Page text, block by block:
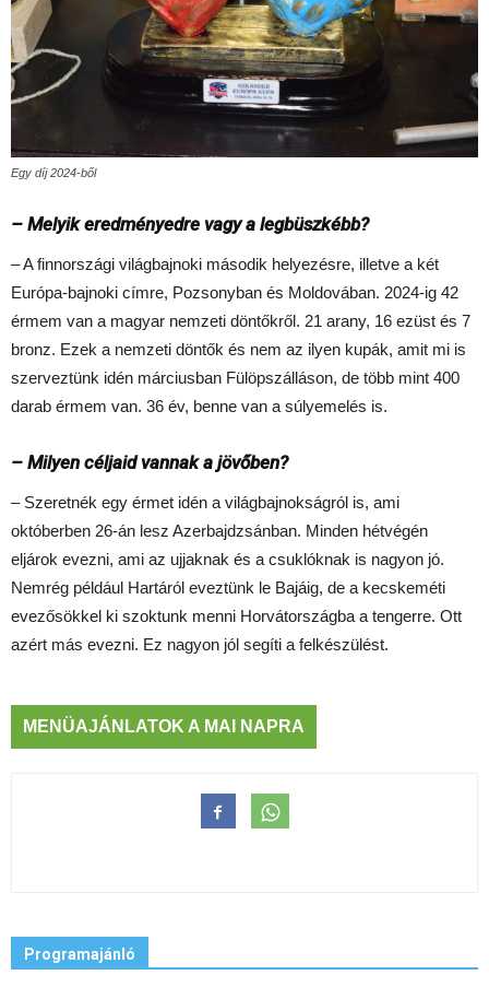
Egy díj 2024-ből
– Melyik eredményedre vagy a legbüszkébb?
– A finnországi világbajnoki második helyezésre, illetve a két
Európa-bajnoki címre, Pozsonyban és Moldovában. 2024-ig 42
érmem van a magyar nemzeti döntőkről. 21 arany, 16 ezüst és 7
bronz. Ezek a nemzeti döntők és nem az ilyen kupák, amit mi is
szerveztünk idén márciusban Fülöpszálláson, de több mint 400
darab érmem van. 36 év, benne van a súlyemelés is.
– Milyen céljaid vannak a jövőben?
– Szeretnék egy érmet idén a világbajnokságról is, ami
októberben 26-án lesz Azerbajdzsánban. Minden hétvégén
eljárok evezni, ami az ujjaknak és a csuklóknak is nagyon jó.
Nemrég például Hartáról eveztünk le Bajáig, de a kecskeméti
evezősökkel ki szoktunk menni Horvátországba a tengerre. Ott
azért más evezni. Ez nagyon jól segíti a felkészülést.
MENÜAJÁNLATOK A MAI NAPRA
Programajánló